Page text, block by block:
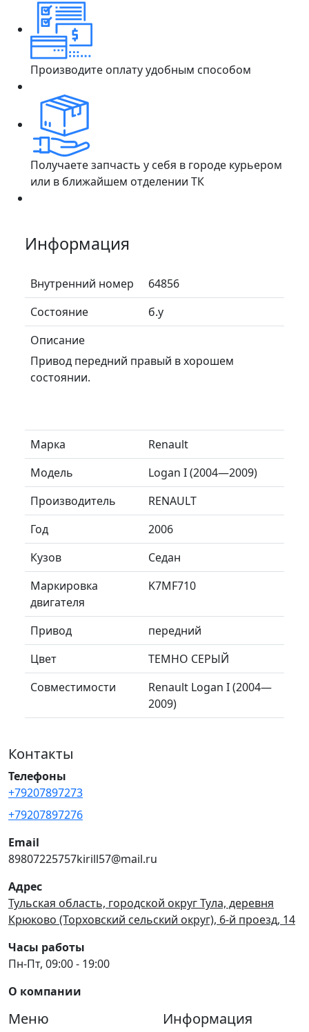
Производите оплату удобным способом
Получаете запчасть у себя в городе курьером
или в ближайшем отделении ТК
Информация
Внутренний номер
64856
Состояние
б.у
Описание
Привод передний правый в хорошем
состоянии.
Марка
Renault
Модель
Logan I (2004—2009)
Производитель
RENAULT
Год
2006
Кузов
Седан
Маркировка
двигателя
K7MF710
Привод
передний
Цвет
ТЕМНО СЕРЫЙ
Совместимости
Renault Logan I (2004—
2009)
Контакты
Телефоны
+79207897273
+79207897276
Email
89807225757kirill57@mail.ru
Адрес
Тульская область, городской округ Тула, деревня
Крюково (Торховский сельский округ), 6-й проезд, 14
Часы работы
Пн-Пт, 09:00 - 19:00
О компании
Меню Информация